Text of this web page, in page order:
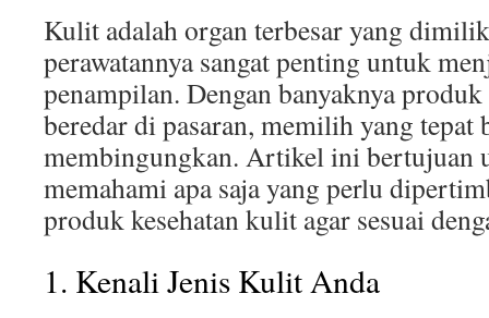
Kulit adalah organ terbesar yang
perawatannya sangat penting untuk
penampilan. Dengan banyaknya
beredar di pasaran, memilih yang tepat
membingungkan. Artikel ini bertujuan
memahami apa saja yang perlu
produk kesehatan kulit agar sesuai
1. Kenali Jenis Kulit Anda